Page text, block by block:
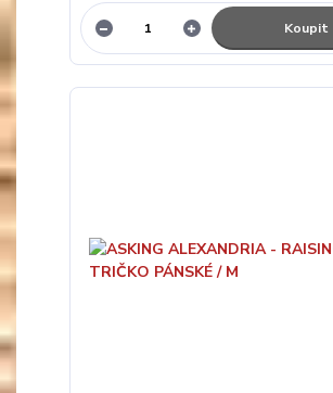
Koupit